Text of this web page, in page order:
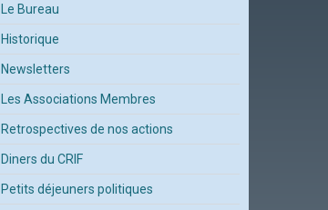
Le Bureau
Historique
Newsletters
Les Associations Membres
Retrospectives de nos actions
Diners du CRIF
Petits déjeuners politiques